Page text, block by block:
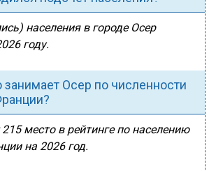
населения в городе Осер
году.
занимает Осер по численности
место в рейтинге по населению
на 2026 год.